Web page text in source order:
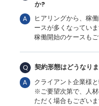
か?
A
ヒアリングから、稼
ースが多くなってい
稼働開始のケースもご
Q
契約形態はどうなり
A
クライアント企業様
※ご要望次第で、人
ただく場合もございま